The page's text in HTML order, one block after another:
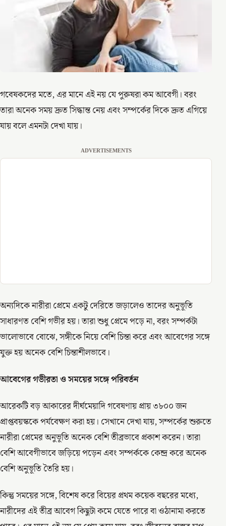
গবেষকদের মতে, এর মানে এই নয় যে পুরুষরা কম আবেগী। বরং
তারা অনেক সময় দ্রুত সিদ্ধান্ত নেয় এবং সম্পর্কের দিকে দ্রুত এগিয়ে
যায় বলে এমনটা দেখা যায়।
ADVERTISEMENTS
অন্যদিকে নারীরা প্রেমে একটু দেরিতে জড়ালেও তাদের অনুভূতি
সাধারণত বেশি গভীর হয়। তারা শুধু প্রেমে পড়ে না, বরং সম্পর্কটা
ভালোভাবে বোঝে, সঙ্গীকে নিয়ে বেশি চিন্তা করে এবং আবেগের সঙ্গে
যুক্ত হয় অনেক বেশি চিন্তাশীলভাবে।
আবেগের গভীরতা ও সময়ের সঙ্গে পরিবর্তন
আরেকটি বড় আকারের দীর্ঘমেয়াদি গবেষণায় প্রায় ৩৮০০ জন
প্রাপ্তবয়স্ককে পর্যবেক্ষণ করা হয়। সেখানে দেখা যায়, সম্পর্কের শুরুতে
নারীরা প্রেমের অনুভূতি অনেক বেশি তীব্রভাবে প্রকাশ করেন। তারা
বেশি আবেগীভাবে জড়িয়ে পড়েন এবং সম্পর্ককে কেন্দ্র করে অনেক
বেশি অনুভূতি তৈরি হয়।
কিন্তু সময়ের সঙ্গে, বিশেষ করে বিয়ের প্রথম কয়েক বছরের মধ্যে,
নারীদের এই তীব্র আবেগ কিছুটা কমে যেতে পারে বা ওঠানামা করতে